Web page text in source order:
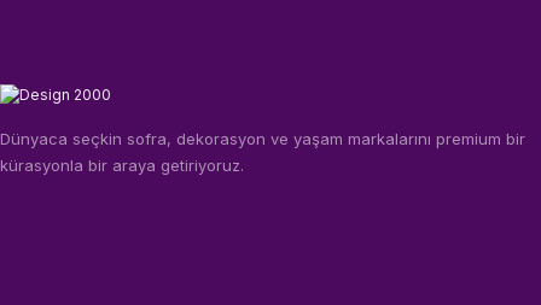
Dünyaca seçkin sofra, dekorasyon ve yaşam markalarını premium bir
kürasyonla bir araya getiriyoruz.